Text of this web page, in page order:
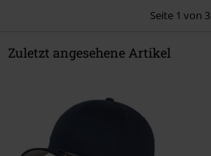
Seite 1 von 3
Zuletzt angesehene Artikel